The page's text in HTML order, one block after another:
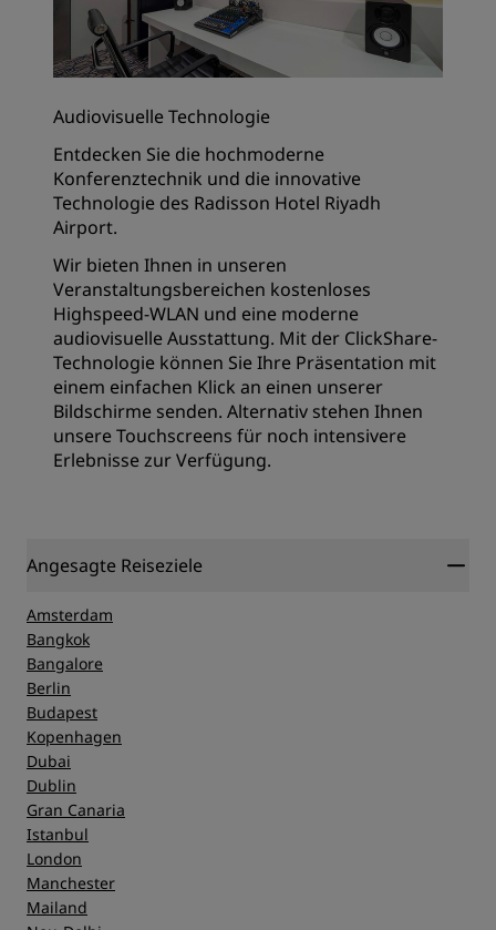
Audiovisuelle Technologie
Entdecken Sie die hochmoderne
Konferenztechnik und die innovative
Technologie des Radisson Hotel Riyadh
Airport.
Wir bieten Ihnen in unseren
Veranstaltungsbereichen kostenloses
Highspeed-WLAN und eine moderne
audiovisuelle Ausstattung. Mit der ClickShare-
Technologie können Sie Ihre Präsentation mit
einem einfachen Klick an einen unserer
Bildschirme senden. Alternativ stehen Ihnen
unsere Touchscreens für noch intensivere
Erlebnisse zur Verfügung.
Angesagte Reiseziele
Amsterdam
Bangkok
Bangalore
Berlin
Budapest
Kopenhagen
Dubai
Dublin
Gran Canaria
Istanbul
London
Manchester
Mailand